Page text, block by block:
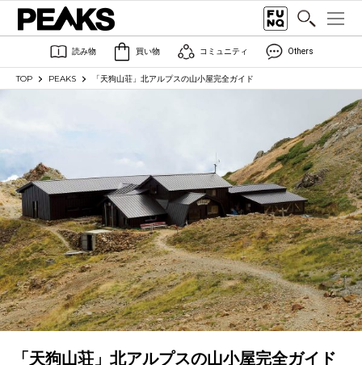
読み物 買い物 コミュニティ Others
TOP PEAKS 「天狗山荘」北アルプスの山小屋完全ガイド
「天狗山荘」北アルプスの山小屋完全ガイド